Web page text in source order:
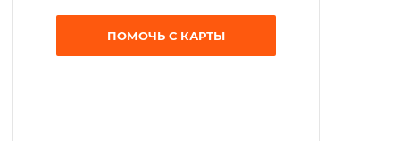
ПОМОЧЬ С КАРТЫ